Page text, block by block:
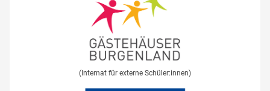
(Internat für externe Schüler:innen)